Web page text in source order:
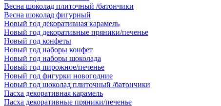
Весна шоколад плиточный /батончики
Весна шоколад фигурный
Новый год декоративная карамель
Новый год декоративные пряники/печенье
Новый год конфеты
Новый год наборы конфет
Новый год наборы шоколада
Новый год пирожное/печенье
Новый год фигурки новогодние
Новый год шоколад плиточный /батончики
Пасха декоративная карамель
Пасха декоративные пряники/печенье